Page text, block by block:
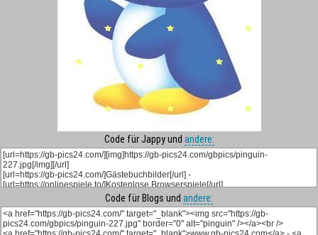
Code für Jappy und andere:
Code für Blogs und andere: